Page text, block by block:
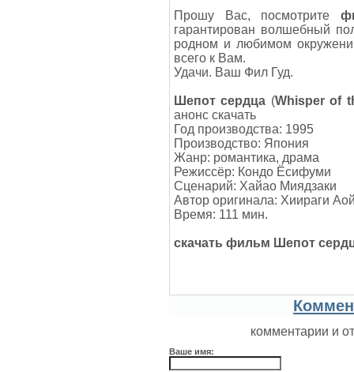
Прошу Вас, посмотрите
гарантирован волшебный
родном и любимом
всего к Вам.
Удачи. Ваш Фил Гуд.
Шепот сердца (Whisper of
анонс скачать
Год производства: 1995
Производство: Япония
Жанр: романтика, драма
Режиссёр: Кондо Ёсифуми
Сценарий: Хайао Миядзаки
Автор оригинала: Хиираги
Время: 111 мин.
скачать фильм Шепот
комментарии и
Ваше имя: